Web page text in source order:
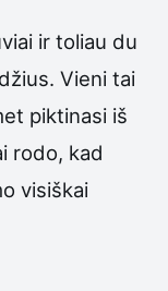
ir toliau du
Vieni tai
piktinasi iš
rodo, kad
visiškai